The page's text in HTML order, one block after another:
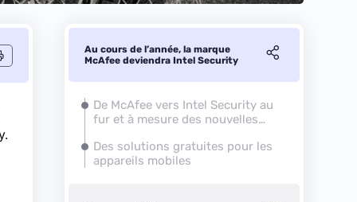
Au cours de l’année, la marque
McAfee deviendra Intel Security
De McAfee vers Intel Security au
fur et à mesure des nouvelles
Des solutions gratuites pour les
appareils mobiles